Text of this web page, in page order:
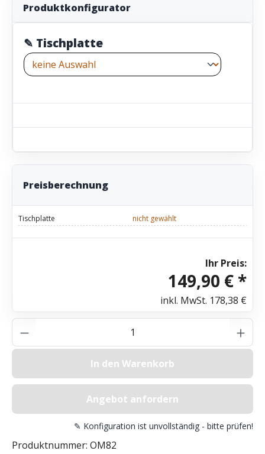
Produktkonfigurator
✎ Tischplatte
Preisberechnung
Tischplatte nicht gewählt
Ihr Preis:
149,90 € *
inkl. MwSt. 178,38 €
Produkt Anzahl: Gib den gewünschten
In den Warenkorb
Angebot anfordern
✎ Konfiguration ist unvollständig - bitte prüfen!
Produktnummer: OM82